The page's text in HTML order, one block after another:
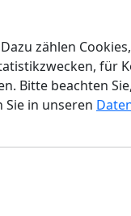
zählen
Bitte beachten
in unseren